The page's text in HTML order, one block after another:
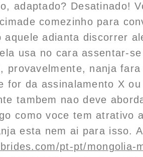
adaptado? Desatinado!
comezinho para
aquele adianta discorrer
usa no cara assentar-
provavelmente, nanja
for da assinalamento X ou
tambem nao deve
como voce tem atrativo
esta nem ai para isso.
pt-pt/mongolia-